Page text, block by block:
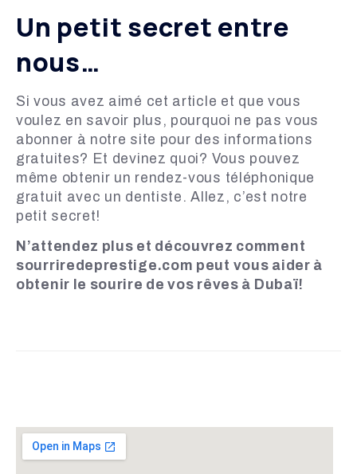
Un petit secret entre
nous…
Si vous avez aimé cet article et que vous
voulez en savoir plus, pourquoi ne pas vous
abonner à notre site pour des informations
gratuites? Et devinez quoi? Vous pouvez
même obtenir un rendez-vous téléphonique
gratuit avec un dentiste. Allez, c’est notre
petit secret!
N’attendez plus et découvrez comment
sourriredeprestige.com peut vous aider à
obtenir le sourire de vos rêves à Dubaï!